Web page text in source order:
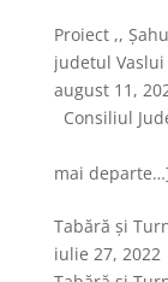
Proiect ,,
judetul Vaslui
august 11,
mai
Tabără și
iulie 27, 2022